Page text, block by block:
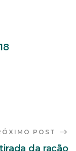
POST
da ração